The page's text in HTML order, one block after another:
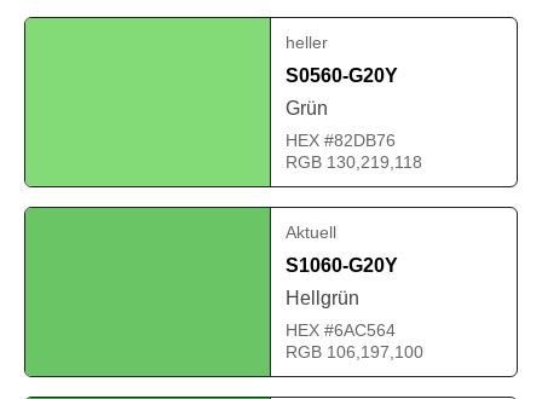
heller
S0560-G20Y
Grün
HEX #82DB76
RGB 130,219,118
Aktuell
S1060-G20Y
Hellgrün
HEX #6AC564
RGB 106,197,100